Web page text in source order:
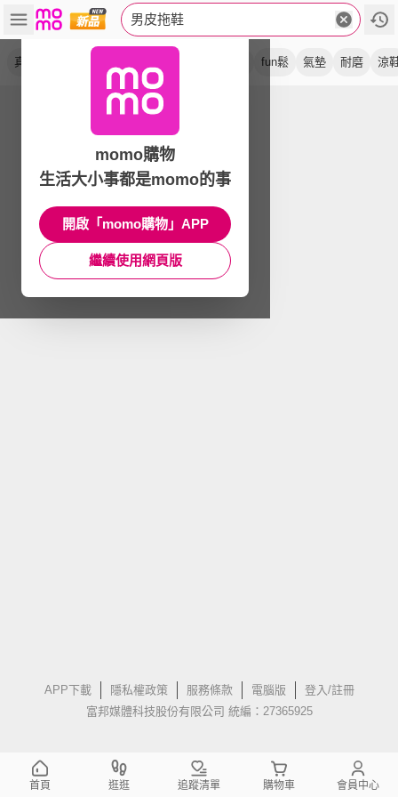
男皮拖鞋
真皮 fun鬆 氣墊 耐磨 涼
APP下載 隱私權政策 服務條款 電腦版
登入/註冊
富邦媒體科技股份有限公司 統編：27365925
momo購物
生活大小事都是momo的事
開啟「momo購物」APP
繼續使用網頁版
首頁 逛逛 追蹤清單 購物車 會員中心